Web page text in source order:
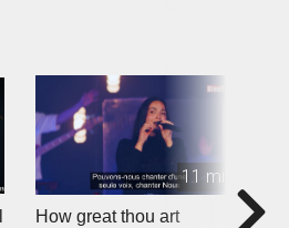
11 min
How great thou art